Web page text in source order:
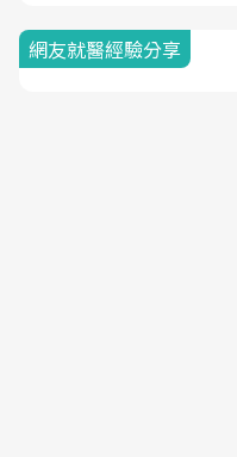
網友就醫經驗分享